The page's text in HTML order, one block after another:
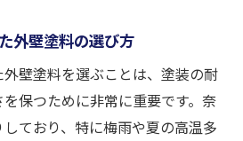
工法の選択
ターケアの利用法
の外壁塗装業者の選び方と注
外壁塗料の選び方
壁塗料を選ぶことは、塗装の耐
保つために非常に重要です。奈
ており、特に梅雨や夏の高温多